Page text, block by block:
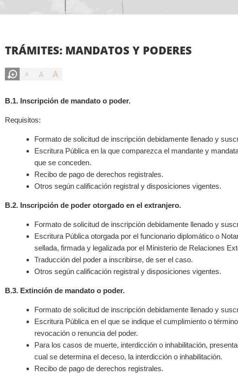
TRÁMITES: MANDATOS Y PODERES
A A A
B.1. Inscripción de mandato o poder.
Requisitos:
Formato de solicitud de inscripción debidamente llenado y
Escritura Pública en la que comparezca el mandante y
que se conceden.
Recibo de pago de derechos registrales.
Otros según calificación registral y disposiciones vigentes.
B.2. Inscripción de poder otorgado en el extranjero.
Formato de solicitud de inscripción debidamente llenado y
Escritura Pública otorgada por el funcionario diplomático o
sellada, firmada y legalizada por el Ministerio de Relaciones
Traducción del poder a inscribirse, de ser el caso.
Otros según calificación registral y disposiciones vigentes.
B.3. Extinción de mandato o poder.
Formato de solicitud de inscripción debidamente llenado y
Escritura Pública en el que se indique el cumplimiento o
revocación o renuncia del poder.
Para los casos de muerte, interdicción o inhabilitación,
cual se determina el deceso, la interdicción o inhabilitación.
Recibo de pago de derechos registrales.